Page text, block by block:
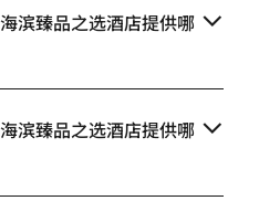
滨臻品之选酒店提供哪
滨臻品之选酒店提供哪